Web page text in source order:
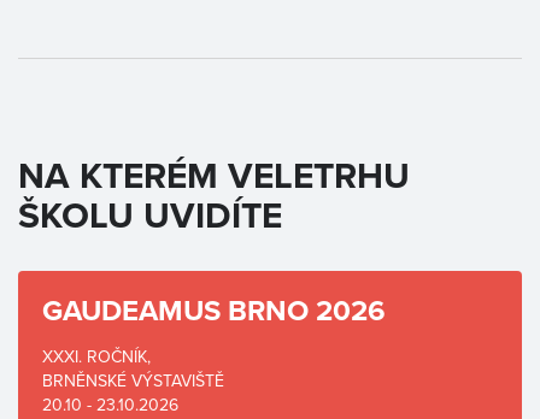
NA KTERÉM VELETRHU
ŠKOLU UVIDÍTE
GAUDEAMUS BRNO 2026
XXXI. ROČNÍK,
BRNĚNSKÉ VÝSTAVIŠTĚ
20.10 - 23.10.2026